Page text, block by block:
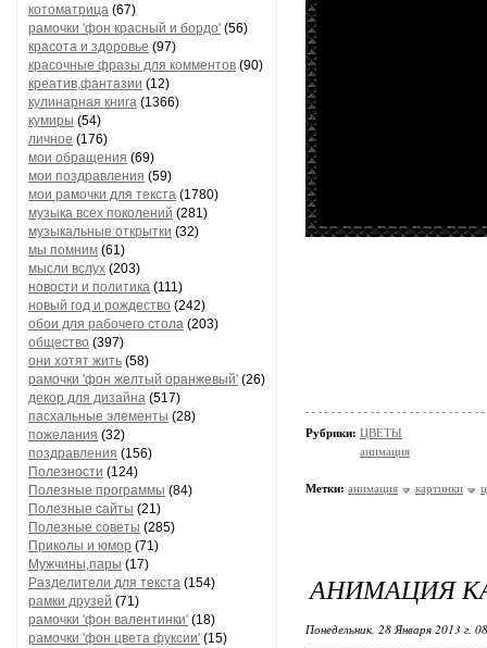
котоматрица (67)
рамочки 'фон красный и бордо' (56)
красота и здоровье (97)
красочные фразы для комментов (90)
креатив,фантазии (12)
кулинарная книга (1366)
кумиры (54)
личное (176)
мои обращения (69)
мои поздравления (59)
мои рамочки для текста (1780)
музыка всех поколений (281)
музыкальные открытки (32)
мы помним (61)
мысли вслух (203)
новости и политика (111)
новый год и рождество (242)
обои для рабочего стола (203)
общество (397)
они хотят жить (58)
рамочки 'фон желтый оранжевый' (26)
декор для дизайна (517)
пасхальные элементы (28)
пожелания (32)
поздравления (156)
Полезности (124)
Полезные программы (84)
Полезные сайты (21)
Полезные советы (285)
Приколы и юмор (71)
Мужчины,пары (17)
Разделители для текста (154)
рамки друзей (71)
рамочки 'фон валентинки' (18)
рамочки 'фон цвета фуксии' (15)
Рубрики: ЦВЕТЫ
анимация
Метки: анимация картинки
АНИМАЦИЯ
Понедельник, 28 Января 2013 г.